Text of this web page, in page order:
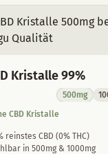
Kristalle 99%
500mg
CBD Kristalle
reinstes CBD (0% THC)
in 500mg & 1000mg